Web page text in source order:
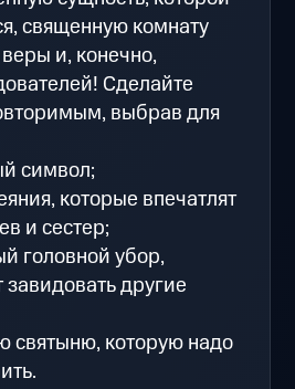
священную комнату
и, конечно,
Сделайте
выбрав для
символ;
которые впечатлят
и сестер;
головной убор,
завидовать другие
святыню, которую надо